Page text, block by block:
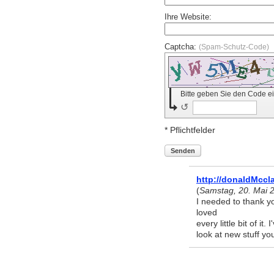
Ihre Website:
Captcha: (Spam-Schutz-Code)
Bitte geben Sie den Code
↺
* Pflichtfelder
Senden
http://
(Samstag, 20. Mai
I needed to thank
loved
every little bit of it.
look at new stuff